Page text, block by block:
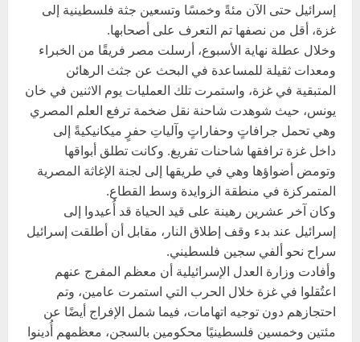
إسرائيل حتى الآن مئةً وخمسًا وتسعين جثة فلسطينية إلى
غزة، أقل من نصفها تم التعرف على أصحابها.
وخلال عطلة نهاية الأسبوع، أرسلت مصر فريقًا من الخبراء
ومعدات ثقيلة للمساعدة في البحث عن جثث الرهائن
المتبقية في غزة، واستمرت تلك العمليات يوم الاثنين في خان
يونس، حيث شوهدت شاحنة نقل ضخمة ترفع العلم المصري
وهي تحمل جرافاتٍ وحفاراتٍ وآلياتِ حفرٍ ميكانيكيةً إلى
داخل غزة ترافقها شاحنات تفريغ. وكانت تطلق أبواقها
وتومض أضواؤها وهي في طريقها إلى لجنة الإغاثة المصرية
المتمركزة في منطقة الزوايدة وسط القطاع.
وكان آخر عشرين رهينة على قيد الحياة قد أُعيدوا إلى
إسرائيل عند بدء وقف إطلاق النار، مقابل أن أطلقت إسرائيل
سراح نحو ألفي سجين فلسطيني.
وأفادت وزارة العدل الإسرائيلية أن معظم المفرج عنهم
اعتُقلوا في غزة خلال الحرب التي استمرت عامين، وتم
احتجازهم دون توجيه اتهامات، فيما شمل الإفراج أيضًا عن
مئتين وخمسين فلسطينيًا محكومين بالسجن، معظمهم أُدينوا